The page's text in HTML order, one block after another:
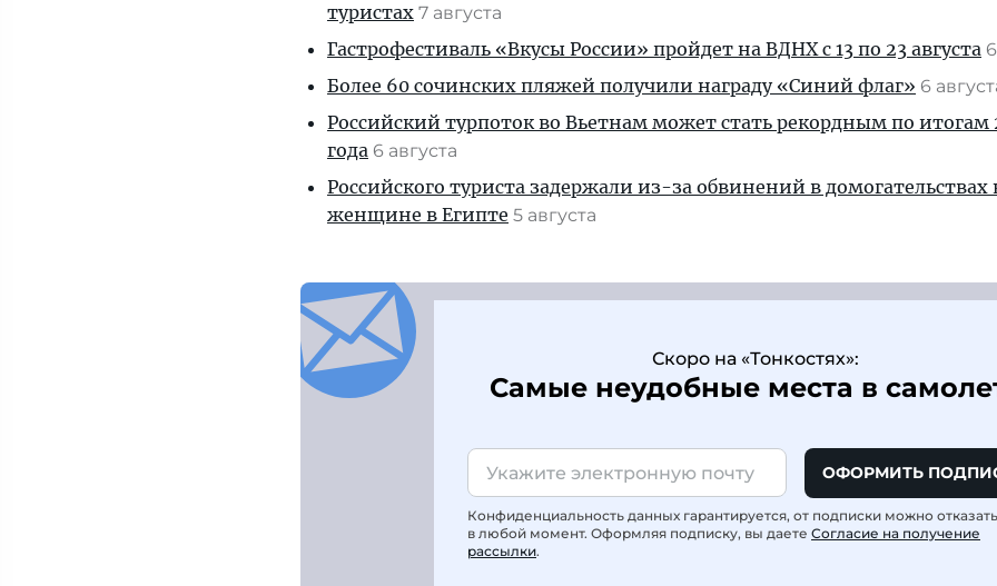
туристах 7 августа
Гастрофестиваль «Вкусы России» пройдет на ВДНХ с 13 по 23 августа
Более 60 сочинских пляжей получили награду «Синий флаг» 6
Российский турпоток во Вьетнам может стать рекордным по итогам
года 6 августа
Российского туриста задержали из-за обвинений в домогательствах
женщине в Египте 5 августа
Скоро на «Тонкостях»:
Самые неудобные места в
ОФОРМИТЬ
Конфиденциальность данных гарантируется, от подписки можно
в любой момент. Оформляя подписку, вы даете Согласие на получение
рассылки.